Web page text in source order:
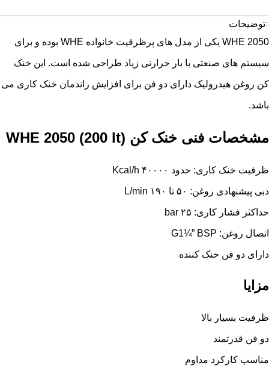
توضیحات
WHE 2050 یکی از مدل های پرظرفیت خانواده WHE بوده و برای
سیستم های صنعتی با بار حرارتی زیاد طراحی شده است. این خنک
کن روغن هیدرولیک دارای دو فن برای افزایش راندمان خنک کاری می
باشد.
مشخصات فنی خنک کن (WHE 2050 (200 lt
ظرفیت خنک کاری: حدود ۴۰۰۰۰ Kcal/h
دبی پیشنهادی روغن: ۵۰ تا ۱۹۰ L/min
حداکثر فشار کاری: ۲۵ bar
اتصال روغن: G1¼” BSP
دارای دو فن خنک کننده
مزایا
ظرفیت بسیار بالا
دو فن قدرتمند
مناسب کارکرد مداوم